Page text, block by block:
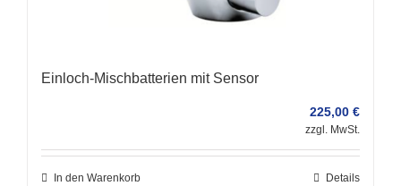
Einloch-Mischbatterien mit Sensor
225,00 €
zzgl. MwSt.
In den Warenkorb Details